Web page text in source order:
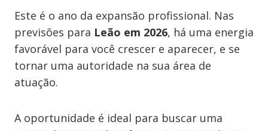
Este é o ano da expansão profissional. Nas
previsões para Leão em 2026, há uma energia
favorável para você crescer e aparecer, e se
tornar uma autoridade na sua área de
atuação.
A oportunidade é ideal para buscar uma